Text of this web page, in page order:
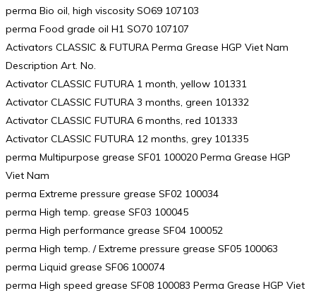
perma Bio oil, high viscosity SO69 107103
perma Food grade oil H1 SO70 107107
Activators CLASSIC & FUTURA Perma Grease HGP Viet Nam
Description Art. No.
Activator CLASSIC FUTURA 1 month, yellow 101331
Activator CLASSIC FUTURA 3 months, green 101332
Activator CLASSIC FUTURA 6 months, red 101333
Activator CLASSIC FUTURA 12 months, grey 101335
perma Multipurpose grease SF01 100020 Perma Grease HGP
Viet Nam
perma Extreme pressure grease SF02 100034
perma High temp. grease SF03 100045
perma High performance grease SF04 100052
perma High temp. / Extreme pressure grease SF05 100063
perma Liquid grease SF06 100074
perma High speed grease SF08 100083 Perma Grease HGP Viet